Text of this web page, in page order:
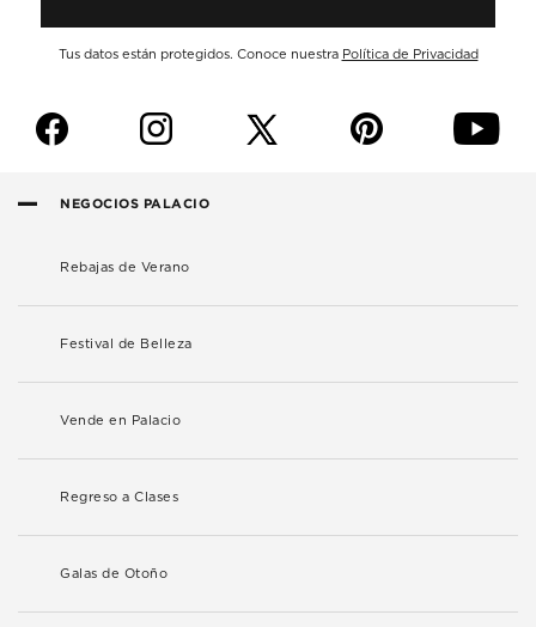
Tus datos están protegidos. Conoce nuestra Política de Privacidad
f i p y
NEGOCIOS PALACIO
Rebajas de Verano
Festival de Belleza
Vende en Palacio
Regreso a Clases
Galas de Otoño